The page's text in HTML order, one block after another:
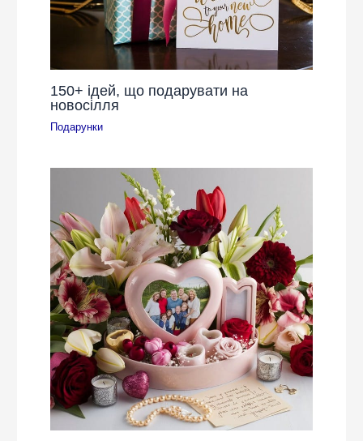
150+ ідей, що подарувати на
новосілля
Подарунки